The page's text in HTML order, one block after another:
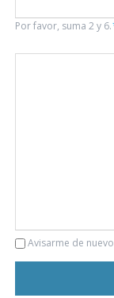
Por favor, suma 2 y 6.
Comentario
Avisarme de